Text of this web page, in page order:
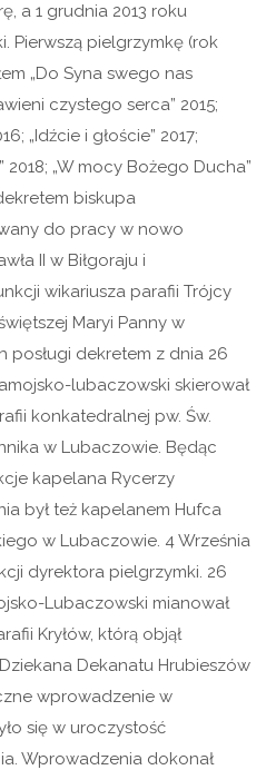
a 1 grudnia 2013 roku
Pierwszą pielgrzymkę (rok
„Do Syna swego nas
czystego serca” 2015;
„Idźcie i głoście” 2017;
2018; „W mocy Bożego Ducha”
biskupa
do pracy w nowo
II w Biłgoraju i
wikariusza parafii Trójcy
Maryi Panny w
posługi dekretem z dnia 26
lubaczowski skierował
konkatedralnej pw. Św.
w Lubaczowie. Będąc
kapelana Rycerzy
był też kapelanem Hufca
w Lubaczowie. 4 Września
dyrektora pielgrzymki. 26
Lubaczowski mianował
Kryłów, którą objął
Dekanatu Hrubieszów
wprowadzenie w
się w uroczystość
Wprowadzenia dokonał